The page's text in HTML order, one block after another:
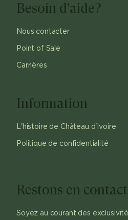
Besoin d'aide?
Nous contacter
Point of Sale
Carrières
Information
L'histoire de Château d'Ivoire
Politique de confidentialité
Restons en contact
Soyez au courant des